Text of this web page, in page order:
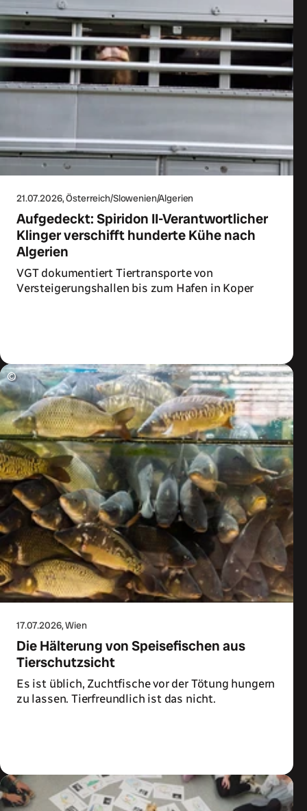
21.07.2026, Österreich/Slowenien/Algerien
Aufgedeckt: Spiridon II-Verantwortlicher
Klinger verschifft hunderte Kühe nach
Algerien
VGT dokumentiert Tiertransporte von
Versteigerungshallen bis zum Hafen in Koper
©
17.07.2026, Wien
Die Hälterung von Speisefischen aus
Tierschutzsicht
Es ist üblich, Zuchtfische vor der Tötung hungern
zu lassen. Tierfreundlich ist das nicht.